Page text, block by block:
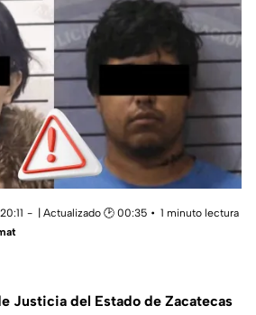
| Actualizado 🕑 00:35
1 minuto lectura
Justicia del Estado de Zacatecas